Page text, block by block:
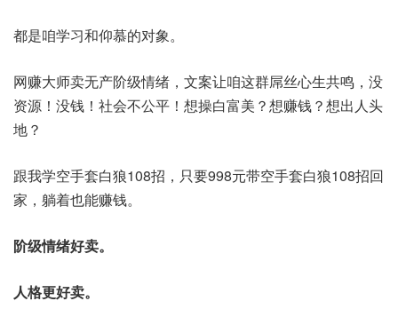
都是咱学习和仰慕的对象。
网赚大师卖无产阶级情绪，文案让咱这群屌丝心生共鸣，没
资源！没钱！社会不公平！想操白富美？想赚钱？想出人头
地？
跟我学空手套白狼108招，只要998元带空手套白狼108招回
家，躺着也能赚钱。
阶级情绪好卖。
人格更好卖。